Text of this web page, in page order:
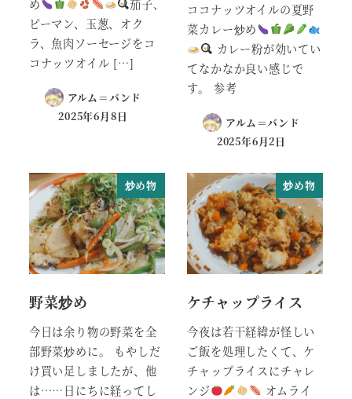
め
茄子、
ピーマン、玉葱、オク
ラ、魚肉ソーセージをコ
コナッツオイル […]
アルム＝バンド
2025年6月8日
ココナッツオイルの夏野
菜カレー炒め
カレー粉が効いてい
てなかなか良い感じで
す。 参考
アルム＝バンド
2025年6月2日
炒め物
野菜炒め
今日は余り物の野菜を全
部野菜炒めに。 もやしだ
け買い足しましたが、他
は……日にちに経ってし
炒め物
ケチャップライス
今夜は若干経緯が怪しい
ご飯を処理したくて、ケ
チャップライスにチャレ
ンジ
オムライ